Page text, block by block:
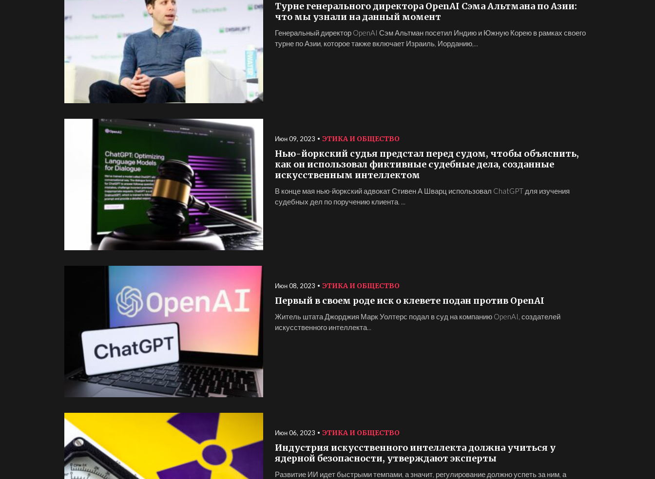
Турне генерального директора OpenAI Сэма Альтмана по Азии:
что мы узнали на данный момент
Генеральный директор OpenAI Сэм Альтман посетил Индию и Южную Корею в рамках своего
турне по Азии, которое также включает Израиль, Иорданию,...
Июн 09, 2023 ЭТИКА И ОБЩЕСТВО
Нью-йоркский судья предстал перед судом, чтобы объяснить,
как он использовал фиктивные судебные дела, созданные
искусственным интеллектом
В конце мая нью-йоркский адвокат Стивен А Шварц использовал ChatGPT для изучения
судебных дел по поручению клиента. ...
Июн 08, 2023 ЭТИКА И ОБЩЕСТВО
Первый в своем роде иск о клевете подан против OpenAI
Житель штата Джорджия Марк Уолтерс подал в суд на компанию OpenAI, создателей
искусственного интеллекта...
Июн 06, 2023 ЭТИКА И ОБЩЕСТВО
Индустрия искусственного интеллекта должна учиться у
ядерной безопасности, утверждают эксперты
Развитие ИИ идет быстрыми темпами, а значит, регулирование должно успеть за ним, а